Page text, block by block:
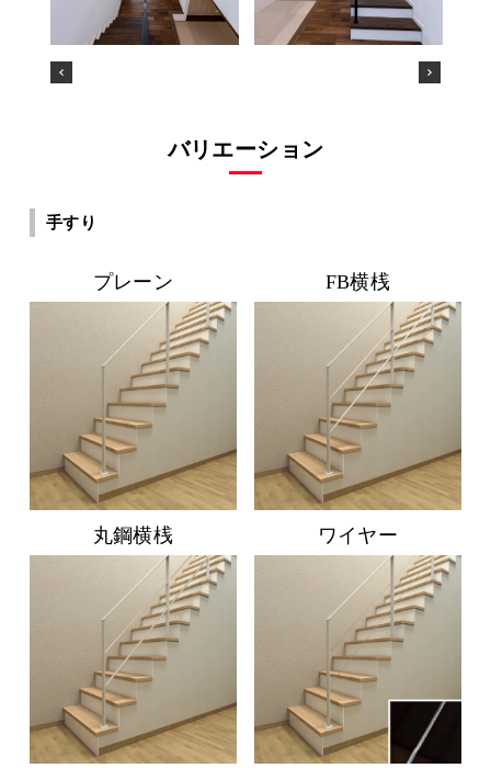
バリエーション
手すり
プレーン FB横桟
丸鋼横桟 ワイヤー